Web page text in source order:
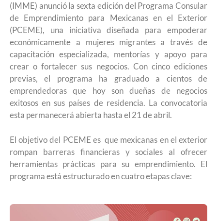
(IMME) anunció la sexta edición del Programa Consular
de Emprendimiento para Mexicanas en el Exterior
(PCEME), una iniciativa diseñada para empoderar
económicamente a mujeres migrantes a través de
capacitación especializada, mentorías y apoyo para
crear o fortalecer sus negocios. Con cinco ediciones
previas, el programa ha graduado a cientos de
emprendedoras que hoy son dueñas de negocios
exitosos en sus países de residencia. La convocatoria
esta permanecerá abierta hasta el 21 de abril.
El objetivo del PCEME es que mexicanas en el exterior
rompan barreras financieras y sociales al ofrecer
herramientas prácticas para su emprendimiento. El
programa está estructurado en cuatro etapas clave: